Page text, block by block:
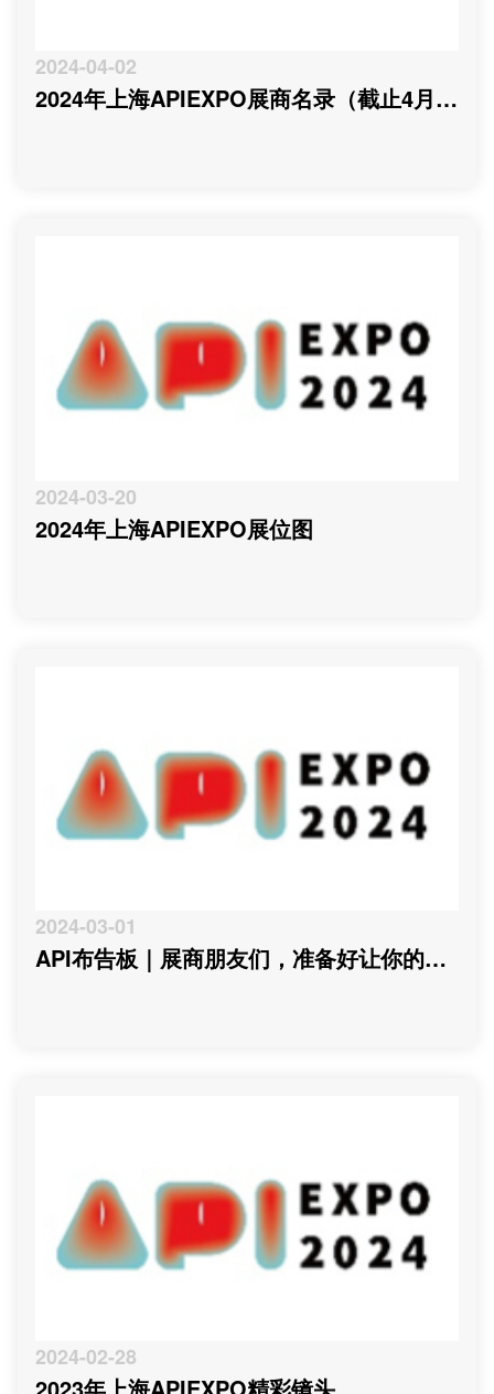
2024-04-02
2024年上海APIEXPO展商名录（截止4月
2024-03-20
2024年上海APIEXPO展位图
2024-03-01
API布告板｜展商朋友们，准备好让你的产
2024-02-28